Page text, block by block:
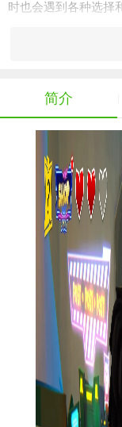
时也会遇到各种选择
2. 多样化的谜题
力，又融入了大量的
趣和挑战。
3. 丰富的装备系
成特定任务来获取装
还能为解谜提供帮助
4. 多样化的结局
局，游戏提供多种不
同的故事发展。
5. 在线多人合作
索、解谜和战斗，增
【黑暗之谜3攻略】
简介